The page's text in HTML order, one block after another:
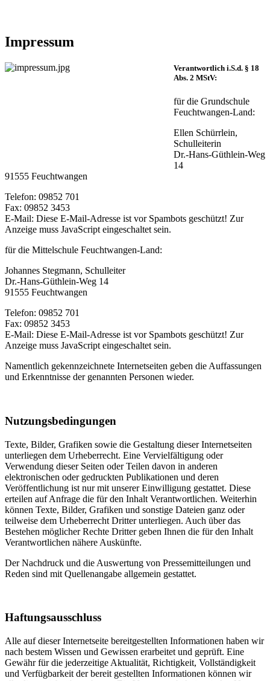
Impressum
Verantwortlich i.S.d. § 18
Abs. 2 MStV:
für die Grundschule
Feuchtwangen-Land:
Ellen Schürrlein,
Schulleiterin
Dr.-Hans-Güthlein-Weg
14
91555 Feuchtwangen
Telefon: 09852 701
Fax: 09852 3453
E-Mail: Diese E-Mail-Adresse ist vor Spambots geschützt! Zur
Anzeige muss JavaScript eingeschaltet sein.
für die Mittelschule Feuchtwangen-Land:
Johannes Stegmann, Schulleiter
Dr.-Hans-Güthlein-Weg 14
91555 Feuchtwangen
Telefon: 09852 701
Fax: 09852 3453
E-Mail: Diese E-Mail-Adresse ist vor Spambots geschützt! Zur
Anzeige muss JavaScript eingeschaltet sein.
Namentlich gekennzeichnete Internetseiten geben die Auffassungen
und Erkenntnisse der genannten Personen wieder.
Nutzungsbedingungen
Texte, Bilder, Grafiken sowie die Gestaltung dieser Internetseiten
unterliegen dem Urheberrecht. Eine Vervielfältigung oder
Verwendung dieser Seiten oder Teilen davon in anderen
elektronischen oder gedruckten Publikationen und deren
Veröffentlichung ist nur mit unserer Einwilligung gestattet. Diese
erteilen auf Anfrage die für den Inhalt Verantwortlichen. Weiterhin
können Texte, Bilder, Grafiken und sonstige Dateien ganz oder
teilweise dem Urheberrecht Dritter unterliegen. Auch über das
Bestehen möglicher Rechte Dritter geben Ihnen die für den Inhalt
Verantwortlichen nähere Auskünfte.
Der Nachdruck und die Auswertung von Pressemitteilungen und
Reden sind mit Quellenangabe allgemein gestattet.
Haftungsausschluss
Alle auf dieser Internetseite bereitgestellten Informationen haben wir
nach bestem Wissen und Gewissen erarbeitet und geprüft. Eine
Gewähr für die jederzeitige Aktualität, Richtigkeit, Vollständigkeit
und Verfügbarkeit der bereit gestellten Informationen können wir